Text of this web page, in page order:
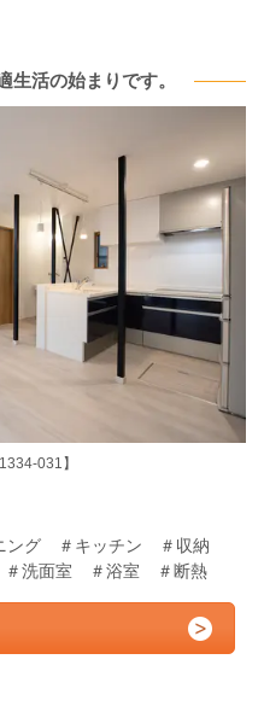
活の始まりです。
031】
キッチン ＃収納
室 ＃断熱